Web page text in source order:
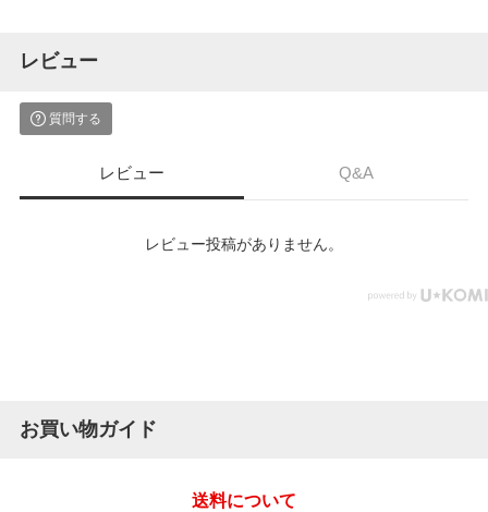
レビュー
質問する
レビュー Q&A
レビュー投稿がありません。
お買い物ガイド
送料について